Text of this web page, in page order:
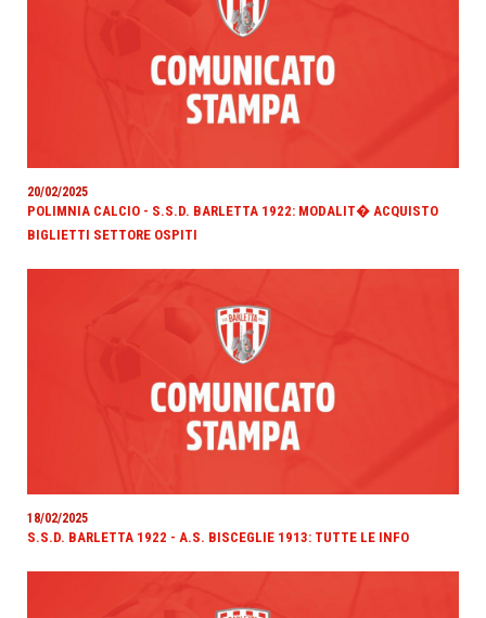
20/02/2025
POLIMNIA CALCIO - S.S.D. BARLETTA 1922: MODALIT� ACQUISTO
BIGLIETTI SETTORE OSPITI
18/02/2025
S.S.D. BARLETTA 1922 - A.S. BISCEGLIE 1913: TUTTE LE INFO